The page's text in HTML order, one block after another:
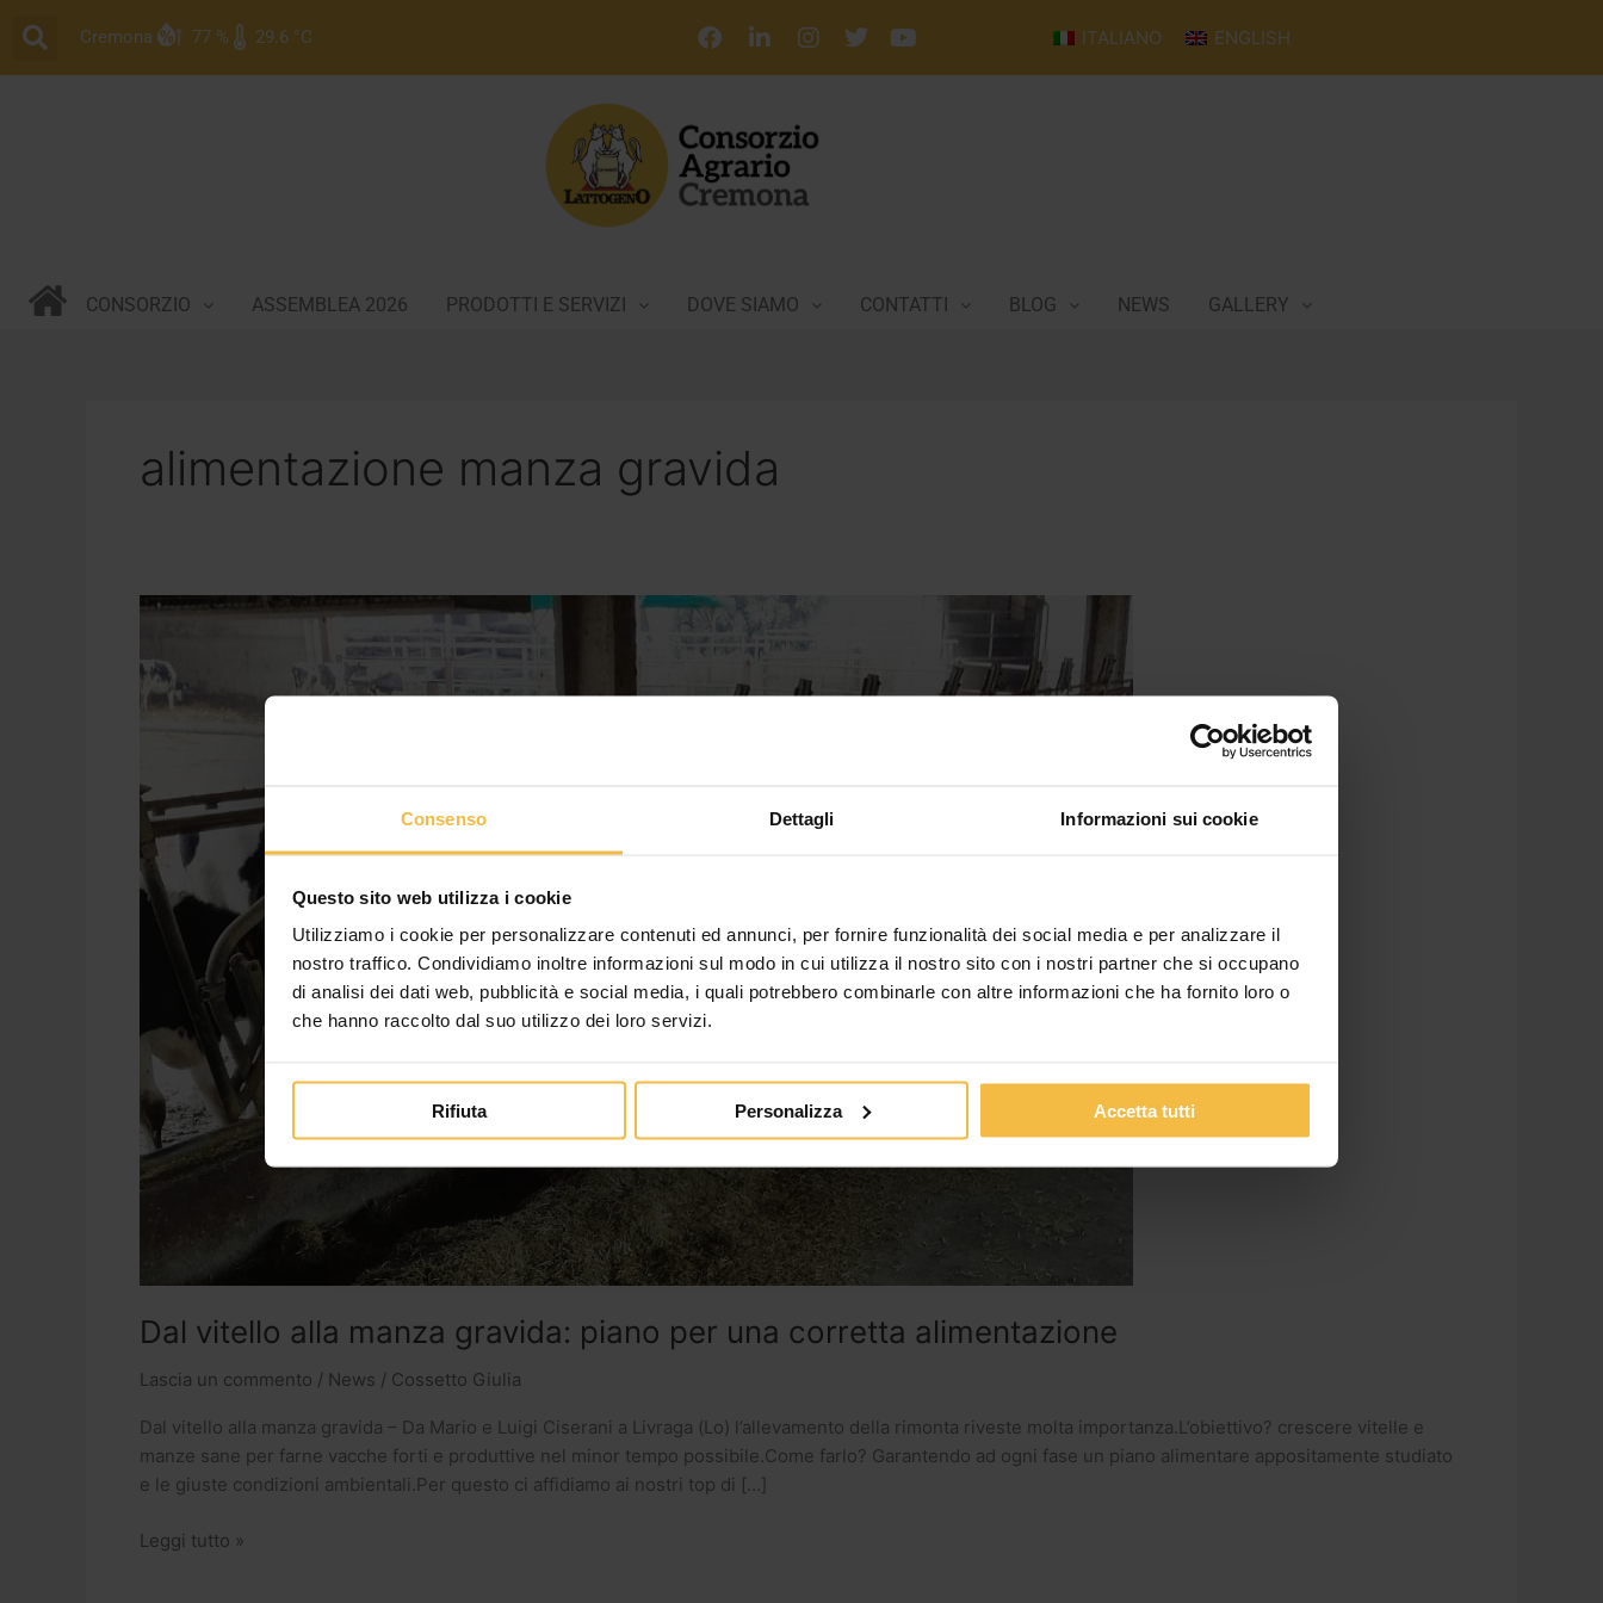
Consenso Dettagli Informazioni sui cookie
Questo sito web utilizza i cookie
Utilizziamo i cookie per personalizzare contenuti ed annunci, per fornire funzionalità dei social media e per analizzare il
nostro traffico. Condividiamo inoltre informazioni sul modo in cui utilizza il nostro sito con i nostri partner che si occupano
di analisi dei dati web, pubblicità e social media, i quali potrebbero combinarle con altre informazioni che ha fornito loro o
che hanno raccolto dal suo utilizzo dei loro servizi.
Rifiuta Personalizza Accetta tutti
contenuto
Cremona 77 % 29.6 °C ITALIANO ENGLISH
CONSORZIO ASSEMBLEA 2026 PRODOTTI E SERVIZI DOVE SIAMO CONTATTI BLOG NEWS GALLERY
alimentazione manza gravida
Dal vitello alla manza gravida: piano per una corretta alimentazione
Lascia un commento / News / Cossetto Giulia
Dal vitello alla manza gravida – Da Mario e Luigi Ciserani a Livraga (Lo) l’allevamento della rimonta riveste molta importanza.L’obiettivo? crescere vitelle e
manze sane per farne vacche forti e produttive nel minor tempo possibile.Come farlo? Garantendo ad ogni fase un piano alimentare appositamente studiato
e le giuste condizioni ambientali.Per questo ci affidiamo ai nostri top di […]
Dal
alla
manza
per
una
corretta
alimentazione
Leggi tutto »